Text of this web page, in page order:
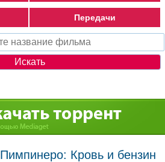
Передачи
Пимпинеро: Кровь и бензин